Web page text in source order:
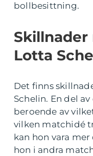
bollbesittning.
Skillnader
Lotta
Det finns
Schelin. En del
beroende av
vilken matchidé
kan hon vara
hon i andra